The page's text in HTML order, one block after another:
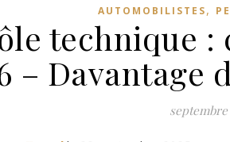
AUTOMOBILISTES,
technique :
– Davantage
septembre